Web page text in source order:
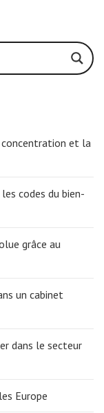
concentration et la
codes du bien-
grâce au
un cabinet
dans le secteur
Europe